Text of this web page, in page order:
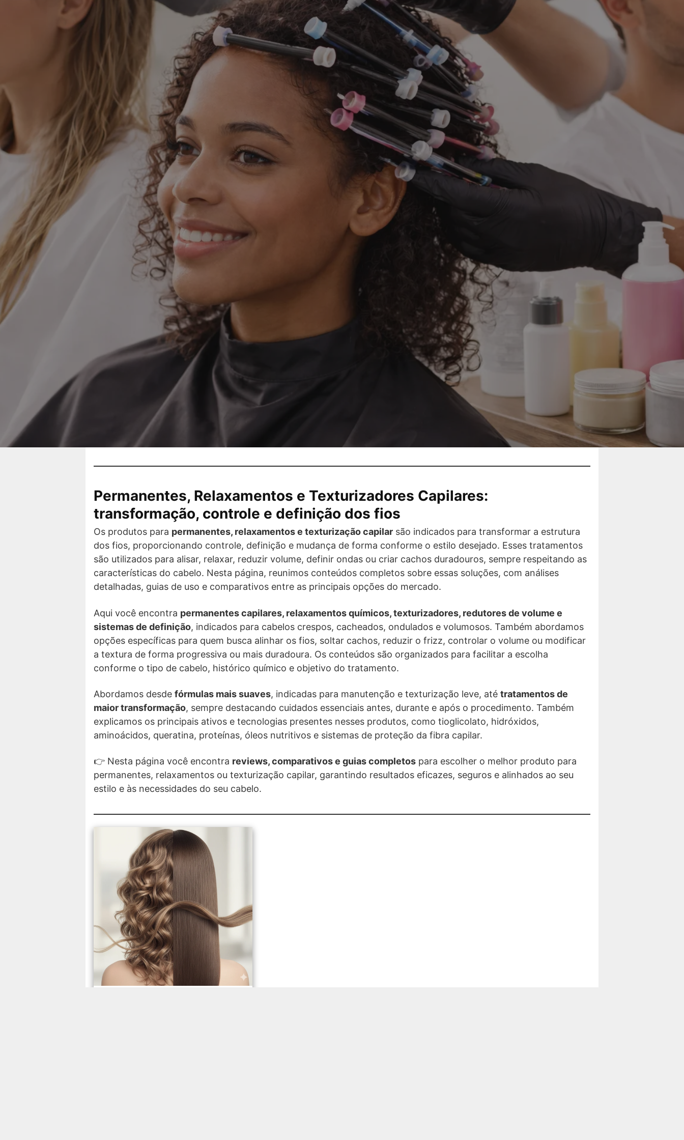
Permanentes, Relaxamentos e Texturizadores Capilares:
transformação, controle e definição dos fios
Os produtos para permanentes, relaxamentos e texturização capilar são indicados para transformar a estrutura
dos fios, proporcionando controle, definição e mudança de forma conforme o estilo desejado. Esses tratamentos
são utilizados para alisar, relaxar, reduzir volume, definir ondas ou criar cachos duradouros, sempre respeitando as
características do cabelo. Nesta página, reunimos conteúdos completos sobre essas soluções, com análises
detalhadas, guias de uso e comparativos entre as principais opções do mercado.
Aqui você encontra permanentes capilares, relaxamentos químicos, texturizadores, redutores de volume e
sistemas de definição, indicados para cabelos crespos, cacheados, ondulados e volumosos. Também abordamos
opções específicas para quem busca alinhar os fios, soltar cachos, reduzir o frizz, controlar o volume ou modificar
a textura de forma progressiva ou mais duradoura. Os conteúdos são organizados para facilitar a escolha
conforme o tipo de cabelo, histórico químico e objetivo do tratamento.
Abordamos desde fórmulas mais suaves, indicadas para manutenção e texturização leve, até tratamentos de
maior transformação, sempre destacando cuidados essenciais antes, durante e após o procedimento. Também
explicamos os principais ativos e tecnologias presentes nesses produtos, como tioglicolato, hidróxidos,
aminoácidos, queratina, proteínas, óleos nutritivos e sistemas de proteção da fibra capilar.
👉 Nesta página você encontra reviews, comparativos e guias completos para escolher o melhor produto para
permanentes, relaxamentos ou texturização capilar, garantindo resultados eficazes, seguros e alinhados ao seu
estilo e às necessidades do seu cabelo.